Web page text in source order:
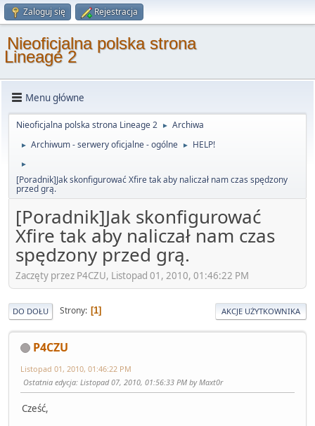
Zaloguj się Rejestracja
Nieoficjalna polska strona
Lineage 2
Menu główne
Nieoficjalna polska strona Lineage 2 ► Archiwa
► Archiwum - serwery oficjalne - ogólne ► HELP!
►
[Poradnik]Jak skonfigurować Xfire tak aby naliczał nam czas spędzony
przed grą.
[Poradnik]Jak skonfigurować
Xfire tak aby naliczał nam czas
spędzony przed grą.
Zaczęty przez P4CZU, Listopad 01, 2010, 01:46:22 PM
DO DOŁU Strony 1 AKCJE UŻYTKOWNIKA
P4CZU
Listopad 01, 2010, 01:46:22 PM
Ostatnia edycja: Listopad 07, 2010, 01:56:33 PM by Maxt0r
Cześć,